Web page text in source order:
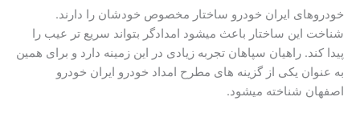
خودروهای ایران خودرو ساختار مخصوص خودشان را دارند.
شناخت این ساختار باعث میشود امدادگر بتواند سریع تر عیب را
پیدا کند. راهیان سپاهان تجربه زیادی در این زمینه دارد و برای همین
به عنوان یکی از گزینه های مطرح امداد خودرو ایران خودرو
اصفهان شناخته میشود.